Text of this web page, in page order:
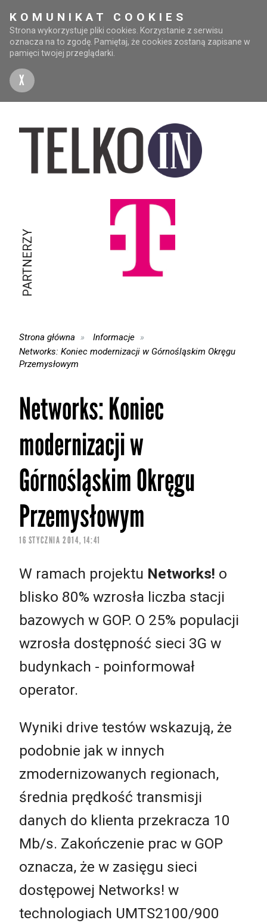
KOMUNIKAT COOKIES
Strona wykorzystuje pliki cookies. Korzystanie z serwisu
oznacza na to zgodę. Pamiętaj, że cookies zostaną zapisane w
pamięci twojej przeglądarki.
X
PARTNERZY
Strona główna
Informacje
Networks: Koniec modernizacji w Górnośląskim Okręgu
Przemysłowym
Networks: Koniec
modernizacji w
Górnośląskim Okręgu
Przemysłowym
16 STYCZNIA 2014, 14:41
W ramach projektu Networks! o
blisko 80% wzrosła liczba stacji
bazowych w GOP. O 25% populacji
wzrosła dostępność sieci 3G w
budynkach - poinformował
operator.
Wyniki drive testów wskazują, że
podobnie jak w innych
zmodernizowanych regionach,
średnia prędkość transmisji
danych do klienta przekracza 10
Mb/s. Zakończenie prac w GOP
oznacza, że w zasięgu sieci
dostępowej Networks! w
technologiach UMTS2100/900